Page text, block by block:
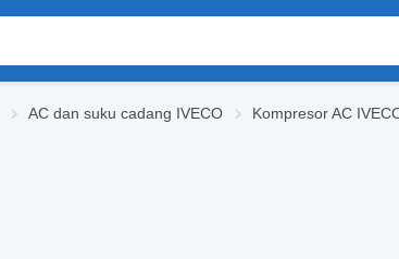
AC dan suku cadang IVECO Kompresor AC